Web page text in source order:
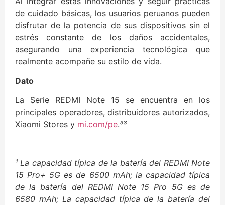
de cuidado básicas, los usuarios peruanos pueden
disfrutar de la potencia de sus dispositivos sin el
estrés constante de los daños accidentales,
asegurando una experiencia tecnológica que
realmente acompañe su estilo de vida.
Dato
La Serie REDMI Note 15 se encuentra en los
principales operadores, distribuidores autorizados,
Xiaomi Stores y mi.com/pe.³³
¹ La capacidad típica de la batería del REDMI Note
15 Pro+ 5G es de 6500 mAh; la capacidad típica
de la batería del REDMI Note 15 Pro 5G es de
6580 mAh; La capacidad típica de la batería del